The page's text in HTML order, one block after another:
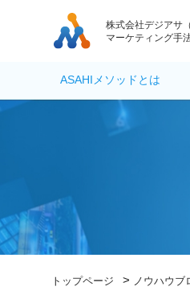
株式会社デジアサ
マーケティング手
ASAHIメソッドとは
トップページ > ノウハウブ